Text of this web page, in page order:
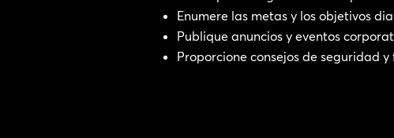
Enumere las metas y los objetivos
Publique anuncios y eventos
Proporcione consejos de seguridad